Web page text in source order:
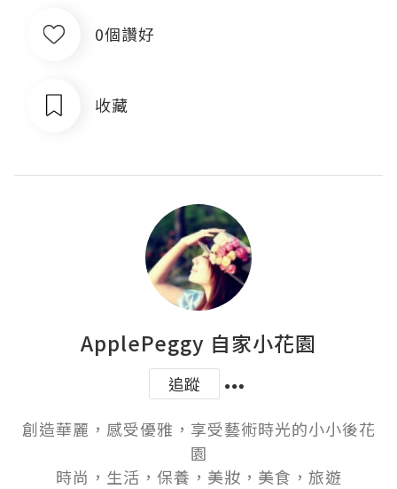
0個讚好
收藏
ApplePeggy 自家小花園
追蹤
創造華麗，感受優雅，享受藝術時光的小小後花
園
時尚，生活，保養，美妝，美食，旅遊